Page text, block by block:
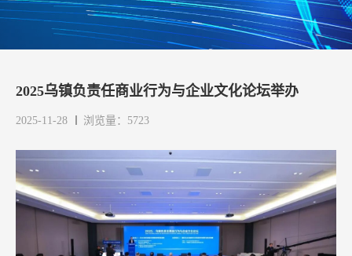
2025乌镇负责任商业行为与企业文化论坛举办
2025-11-28 浏览量：5723